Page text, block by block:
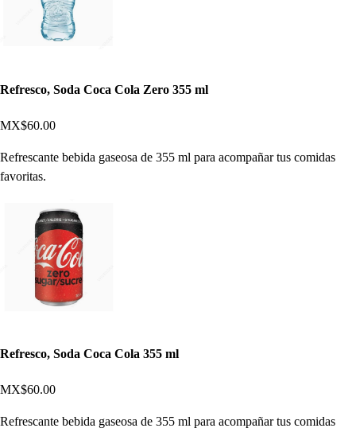
Refresco, Soda Coca Cola Zero 355 ml
MX$60.00
Refrescante bebida gaseosa de 355 ml para acompañar tus comidas
favoritas.
Refresco, Soda Coca Cola 355 ml
MX$60.00
Refrescante bebida gaseosa de 355 ml para acompañar tus comidas